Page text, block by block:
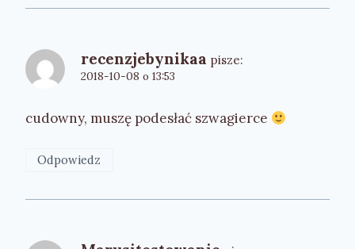
recenzjebynikaa pisze:
2018-10-08 o 13:53
cudowny, muszę podesłać szwagierce
Odpowiedz